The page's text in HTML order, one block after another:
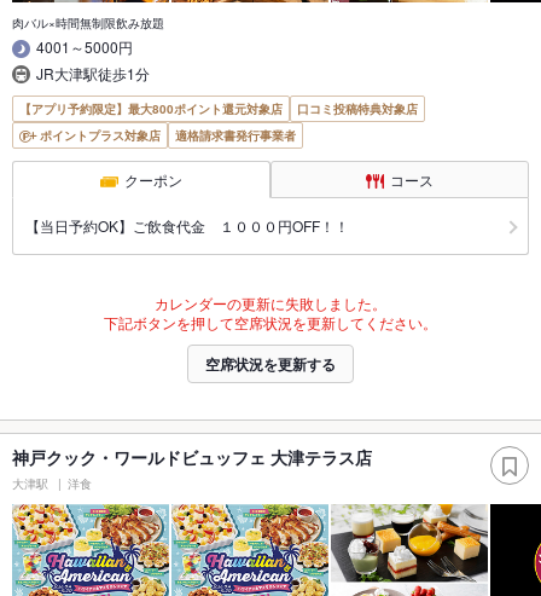
肉バル×時間無制限飲み放題
4001～5000円
JR大津駅徒歩1分
【アプリ予約限定】最大800ポイント還元対象店
口コミ投稿特典対象店
ポイントプラス対象店
適格請求書発行事業者
クーポン コース
【当日予約OK】ご飲食代金 １０００円OFF！！
カレンダーの更新に失敗しました。
下記ボタンを押して空席状況を更新してください。
空席状況を更新する
神戸クック・ワールドビュッフェ 大津テラス店
大津駅 洋食